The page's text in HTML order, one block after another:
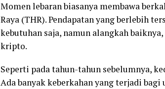
Momen lebaran biasanya membawa
Raya (THR). Pendapatan yang berlebih
kebutuhan saja, namun alangkah
kripto.
Seperti pada tahun-tahun sebelumnya,
Ada banyak keberkahan yang terjadi